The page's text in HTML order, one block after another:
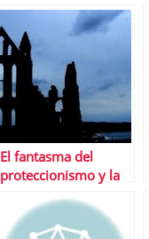
El fantasma del
proteccionismo y la